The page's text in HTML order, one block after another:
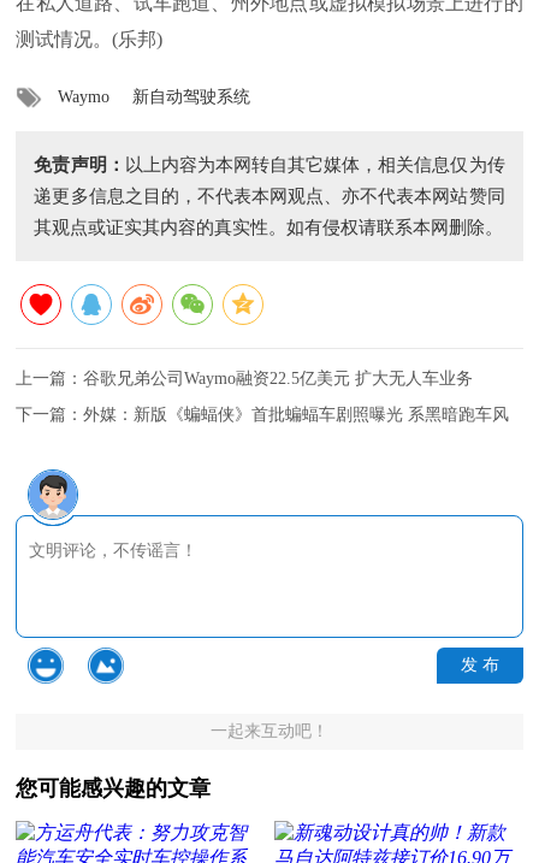
测试情况。(乐邦)
Waymo 新自动驾驶系统
免责声明： 以上内容为本网转自其它媒体，相关信息仅为传
递更多信息之目的，不代表本网观点、亦不代表本网站赞同
其观点或证实其内容的真实性。如有侵权请联系本网删除。
上一篇：谷歌兄弟公司Waymo融资22.5亿美元 扩大无人车业务
下一篇：外媒：新版《蝙蝠侠》首批蝙蝠车剧照曝光 系黑暗跑车风
发 布
一起来互动吧！
您可能感兴趣的文章